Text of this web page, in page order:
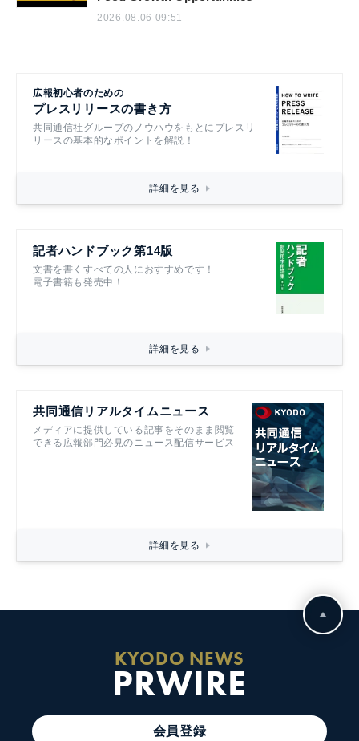
2026.08.06 09:51
広報初心者のための
プレスリリースの書き方
共同通信社グループのノウハウをもとにプレスリ
リースの基本的なポイントを解説！
詳細を見る
記者ハンドブック第14版
文書を書くすべての人におすすめです！
電子書籍も発売中！
詳細を見る
共同通信リアルタイムニュース
メディアに提供している記事をそのまま閲覧
できる広報部門必見のニュース配信サービス
詳細を見る
KYODO NEWS
PRWIRE
会員登録